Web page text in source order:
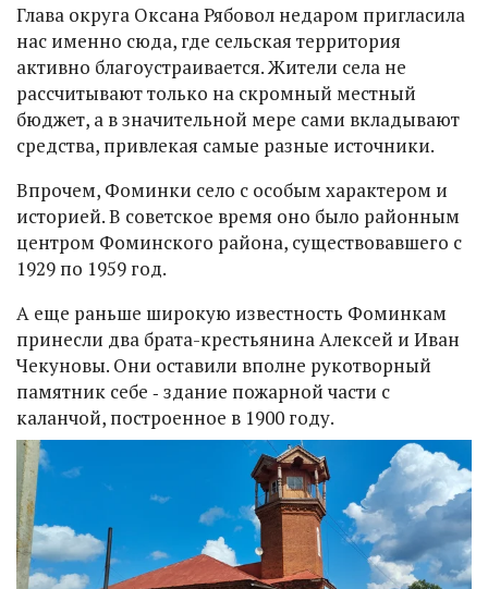
Глава округа Оксана Рябовол недаром пригласила
нас именно сюда, где сельская территория
активно благоустраивается. Жители села не
рассчитывают только на скромный местный
бюджет, а в значительной мере сами вкладывают
средства, привлекая самые разные источники.
Впрочем, Фоминки село с особым характером и
историей. В советское время оно было районным
центром Фоминского района, существовавшего с
1929 по 1959 год.
А еще раньше широкую известность Фоминкам
принесли два брата-крестьянина Алексей и Иван
Чекуновы. Они оставили вполне рукотворный
памятник себе ‑ здание пожарной части с
каланчой, построенное в 1900 году.